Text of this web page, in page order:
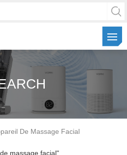
De Massage Facial
massage facial"